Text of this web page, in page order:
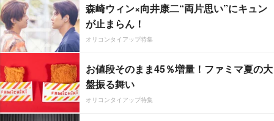
森崎ウィン×向井康二“両片思い”にキュン
が止まらん！
オリコンタイアップ特集
お値段そのまま45％増量！ファミマ夏の大
盤振る舞い
オリコンタイアップ特集